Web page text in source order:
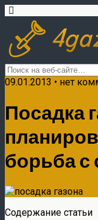
09.01.2013 • нет
Посадка
борьба с
Содержание статьи